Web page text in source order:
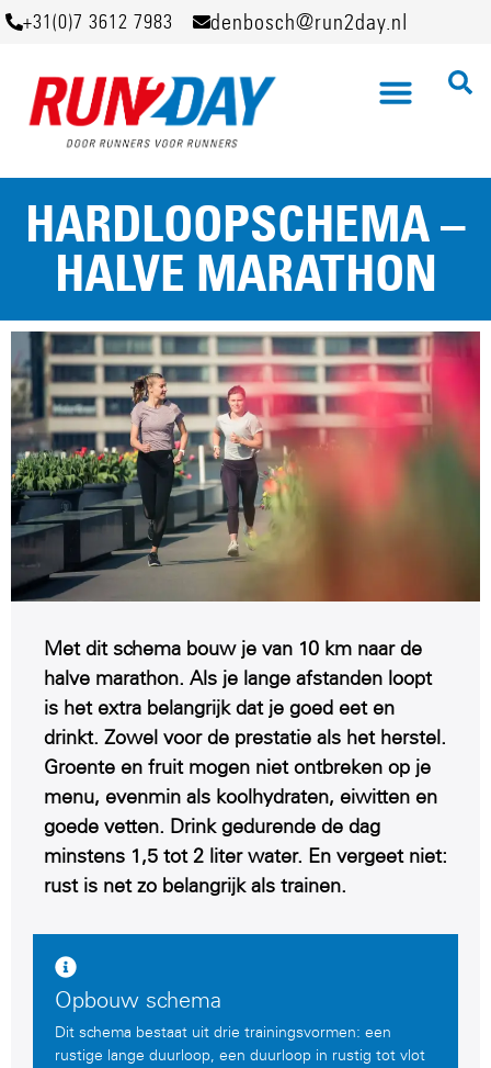
+31(0)7 3612 7983 denbosch@run2day.nl
HARDLOOPSCHEMA –
HALVE MARATHON
Met dit schema bouw je van 10 km naar de
halve marathon. Als je lange afstanden loopt
is het extra belangrijk dat je goed eet en
drinkt. Zowel voor de prestatie als het herstel.
Groente en fruit mogen niet ontbreken op je
menu, evenmin als koolhydraten, eiwitten en
goede vetten. Drink gedurende de dag
minstens 1,5 tot 2 liter water. En vergeet niet:
rust is net zo belangrijk als trainen.
Opbouw schema
Dit schema bestaat uit drie trainingsvormen: een
rustige lange duurloop, een duurloop in rustig tot vlot